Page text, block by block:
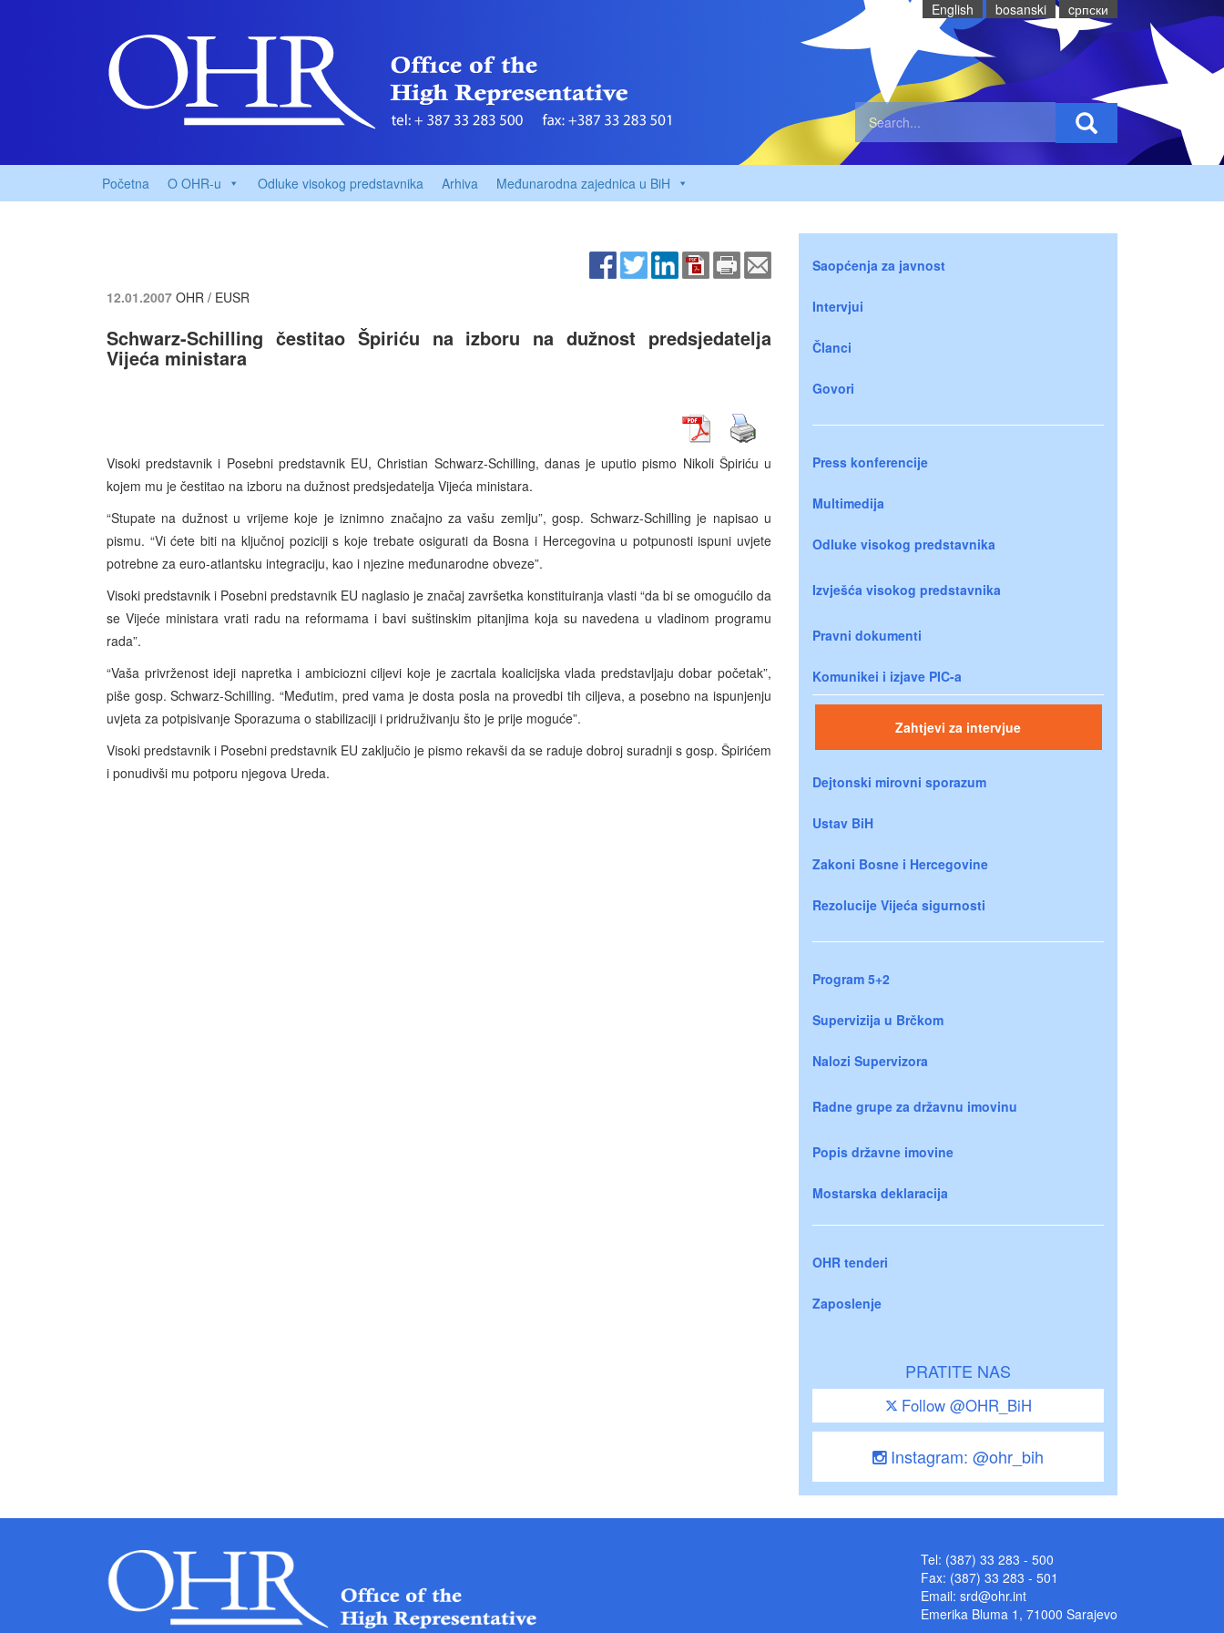
English bosanski cрпски
Početna O OHR-u Odluke visokog predstavnika Arhiva Međunarodna zajednica u BiH
12.01.2007 OHR / EUSR
Schwarz-Schilling čestitao Špiriću na izboru na dužnost predsjedatelja
Vijeća ministara
Visoki predstavnik i Posebni predstavnik EU, Christian Schwarz-Schilling, danas je uputio pismo Nikoli Špiriću u
kojem mu je čestitao na izboru na dužnost predsjedatelja Vijeća ministara.
“Stupate na dužnost u vrijeme koje je iznimno značajno za vašu zemlju”, gosp. Schwarz-Schilling je napisao u
pismu. “Vi ćete biti na ključnoj poziciji s koje trebate osigurati da Bosna i Hercegovina u potpunosti ispuni uvjete
potrebne za euro-atlantsku integraciju, kao i njezine međunarodne obveze”.
Visoki predstavnik i Posebni predstavnik EU naglasio je značaj završetka konstituiranja vlasti “da bi se omogućilo da
se Vijeće ministara vrati radu na reformama i bavi suštinskim pitanjima koja su navedena u vladinom programu
rada”.
“Vaša privrženost ideji napretka i ambiciozni ciljevi koje je zacrtala koalicijska vlada predstavljaju dobar početak”,
piše gosp. Schwarz-Schilling. “Međutim, pred vama je dosta posla na provedbi tih ciljeva, a posebno na ispunjenju
uvjeta za potpisivanje Sporazuma o stabilizaciji i pridruživanju što je prije moguće”.
Visoki predstavnik i Posebni predstavnik EU zaključio je pismo rekavši da se raduje dobroj suradnji s gosp. Špirićem
i ponudivši mu potporu njegova Ureda.
Saopćenja za javnost
Intervjui
Članci
Govori
Press konferencije
Multimedija
Odluke visokog predstavnika
Izvješća visokog predstavnika
Pravni dokumenti
Komunikei i izjave PIC-a
Zahtjevi za intervjue
Dejtonski mirovni sporazum
Ustav BiH
Zakoni Bosne i Hercegovine
Rezolucije Vijeća sigurnosti
Program 5+2
Supervizija u Brčkom
Nalozi Supervizora
Radne grupe za državnu imovinu
Popis državne imovine
Mostarska deklaracija
OHR tenderi
Zaposlenje
PRATITE NAS
Follow @OHR_BiH
Instagram: @ohr_bih
Tel: (387) 33 283 - 500
Fax: (387) 33 283 - 501
Email: srd@ohr.int
Emerika Bluma 1, 71000 Sarajevo